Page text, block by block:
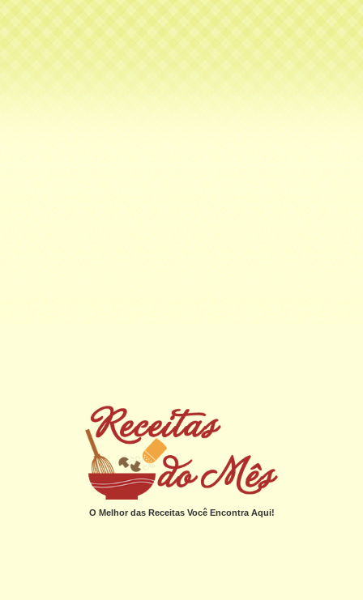
O Melhor das Receitas Você Encontra Aqui!